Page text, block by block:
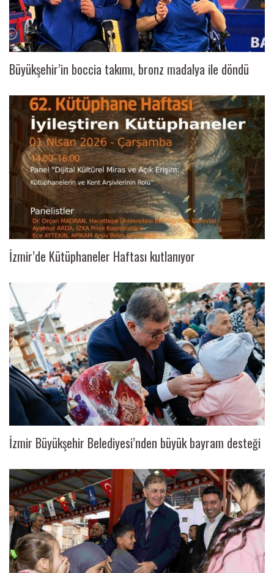
Büyükşehir’in boccia takımı, bronz madalya ile döndü
İzmir’de Kütüphaneler Haftası kutlanıyor
İzmir Büyükşehir Belediyesi’nden büyük bayram desteği